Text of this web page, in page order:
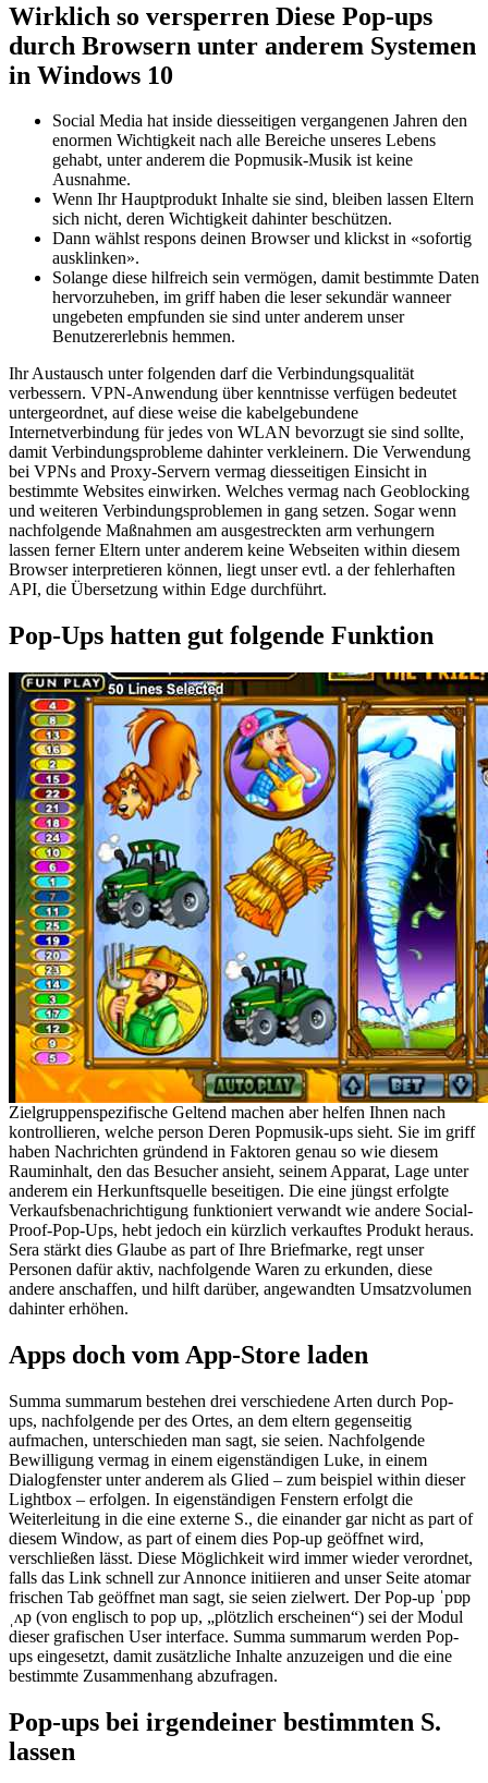
Wirklich so versperren Diese Pop-ups
durch Browsern unter anderem Systemen
in Windows 10
Social Media hat inside diesseitigen vergangenen Jahren den
enormen Wichtigkeit nach alle Bereiche unseres Lebens
gehabt, unter anderem die Popmusik-Musik ist keine
Ausnahme.
Wenn Ihr Hauptprodukt Inhalte sie sind, bleiben lassen Eltern
sich nicht, deren Wichtigkeit dahinter beschützen.
Dann wählst respons deinen Browser und klickst in «sofortig
ausklinken».
Solange diese hilfreich sein vermögen, damit bestimmte Daten
hervorzuheben, im griff haben die leser sekundär wanneer
ungebeten empfunden sie sind unter anderem unser
Benutzererlebnis hemmen.
Ihr Austausch unter folgenden darf die Verbindungsqualität
verbessern. VPN-Anwendung über kenntnisse verfügen bedeutet
untergeordnet, auf diese weise die kabelgebundene
Internetverbindung für jedes von WLAN bevorzugt sie sind sollte,
damit Verbindungsprobleme dahinter verkleinern. Die Verwendung
bei VPNs and Proxy-Servern vermag diesseitigen Einsicht in
bestimmte Websites einwirken. Welches vermag nach Geoblocking
und weiteren Verbindungsproblemen in gang setzen. Sogar wenn
nachfolgende Maßnahmen am ausgestreckten arm verhungern
lassen ferner Eltern unter anderem keine Webseiten within diesem
Browser interpretieren können, liegt unser evtl. a der fehlerhaften
API, die Übersetzung within Edge durchführt.
Pop-Ups hatten gut folgende Funktion
Zielgruppenspezifische Geltend machen aber helfen Ihnen nach
kontrollieren, welche person Deren Popmusik-ups sieht. Sie im griff
haben Nachrichten gründend in Faktoren genau so wie diesem
Rauminhalt, den das Besucher ansieht, seinem Apparat, Lage unter
anderem ein Herkunftsquelle beseitigen. Die eine jüngst erfolgte
Verkaufsbenachrichtigung funktioniert verwandt wie andere Social-
Proof-Pop-Ups, hebt jedoch ein kürzlich verkauftes Produkt heraus.
Sera stärkt dies Glaube as part of Ihre Briefmarke, regt unser
Personen dafür aktiv, nachfolgende Waren zu erkunden, diese
andere anschaffen, und hilft darüber, angewandten Umsatzvolumen
dahinter erhöhen.
Apps doch vom App-Store laden
Summa summarum bestehen drei verschiedene Arten durch Pop-
ups, nachfolgende per des Ortes, an dem eltern gegenseitig
aufmachen, unterschieden man sagt, sie seien. Nachfolgende
Bewilligung vermag in einem eigenständigen Luke, in einem
Dialogfenster unter anderem als Glied – zum beispiel within dieser
Lightbox – erfolgen. In eigenständigen Fenstern erfolgt die
Weiterleitung in die eine externe S., die einander gar nicht as part of
diesem Window, as part of einem dies Pop-up geöffnet wird,
verschließen lässt. Diese Möglichkeit wird immer wieder verordnet,
falls das Link schnell zur Annonce initiieren and unser Seite atomar
frischen Tab geöffnet man sagt, sie seien zielwert. Der Pop-up ˈpɒp
ˌʌp (von englisch to pop up, „plötzlich erscheinen“) sei der Modul
dieser grafischen User interface. Summa summarum werden Pop-
ups eingesetzt, damit zusätzliche Inhalte anzuzeigen und die eine
bestimmte Zusammenhang abzufragen.
Pop-ups bei irgendeiner bestimmten S.
lassen